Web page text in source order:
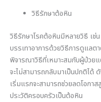
วิธีรักษาต้อหิน
วิธีรักษาโรคต้อหินมีหลายวิธี เช่
บรรเทาอาการด้วยวิธีการดูแล
พิจารณาวิธีที่เหมาะสมกับผู้ป่วยแ
จะไม่สามารถกลับมาเป็นปกติไ
เริ่มแรกจะสามารถช่วยลดโอกา
ประวัติครอบครัวเป็นต้อหิน